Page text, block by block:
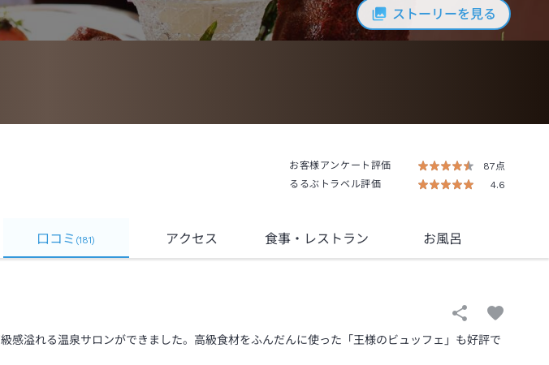
ストーリーを見る
お客様アンケート評価
87点
るるぶトラベル評価
4.6
口コミ (181) アクセス 食事 ・レストラン お風呂
感溢れる温泉サロンができました。高級食材をふんだんに使った「王様のビュッフェ」も好評で